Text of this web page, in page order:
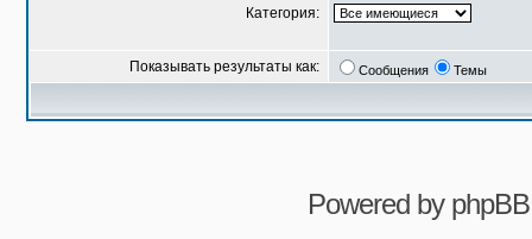
Категория:
Показывать результаты как: Сообщения Темы
Powered by phpBB